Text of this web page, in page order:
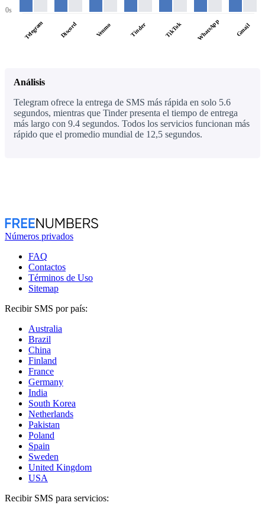
0s
Telegram Discord Venmo Tinder TikTok WhatsApp Gmail
Análisis
Telegram ofrece la entrega de SMS más rápida en solo 5.6
segundos, mientras que Tinder presenta el tiempo de entrega
más largo con 9.4 segundos. Todos los servicios funcionan más
rápido que el promedio mundial de 12,5 segundos.
Números privados
FAQ
Contactos
Términos de Uso
Sitemap
Recibir SMS por país:
Australia
Brazil
China
Finland
France
Germany
India
South Korea
Netherlands
Pakistan
Poland
Spain
Sweden
United Kingdom
USA
Recibir SMS para servicios: